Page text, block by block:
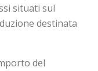
situati sul
destinata
del